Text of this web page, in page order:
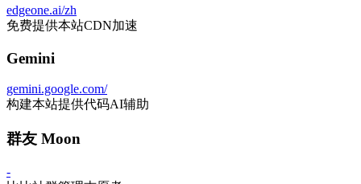
edgeone.ai/zh
免费提供本站CDN加速
Gemini
gemini.google.com/
构建本站提供代码AI辅助
群友 Moon
-